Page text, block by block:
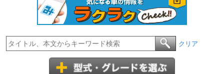
クリア